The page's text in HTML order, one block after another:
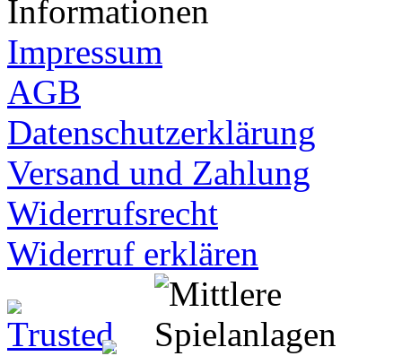
Informationen
Impressum
AGB
Datenschutzerklärung
Versand und Zahlung
Widerrufsrecht
Widerruf erklären